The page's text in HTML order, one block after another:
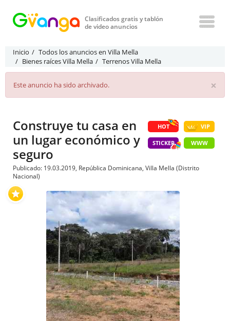
Clasificados gratis y tablón
de video anuncios
Inicio
Todos los anuncios en Villa Mella
Bienes raíces Villa Mella
Terrenos Villa Mella
×
Este anuncio ha sido archivado.
HOT VIP
STICKER WWW
Construye tu casa en
un lugar económico y
seguro
Publicado: 19.03.2019, República Dominicana, Villa Mella (Distrito
Nacional)